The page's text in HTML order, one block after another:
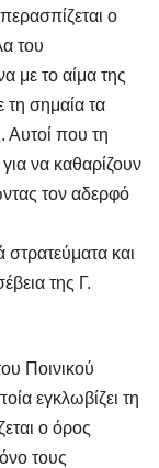
ο
του
με το αίμα της
τη σημαία τα
Αυτοί που τη
να καθαρίζουν
τον αδερφό
στρατεύματα και
της Γ.
Ποινικού
εγκλωβίζει τη
ο όρος
τους